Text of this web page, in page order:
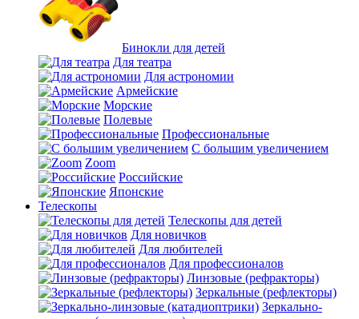
Бинокли для детей
Для театра
Для астрономии
Армейские
Морские
Полевые
Профессиональные
С большим увеличением
Zoom
Российские
Японские
Телескопы
Телескопы для детей
Для новичков
Для любителей
Для профессионалов
Линзовые (рефракторы)
Зеркальные (рефлекторы)
Зеркально-